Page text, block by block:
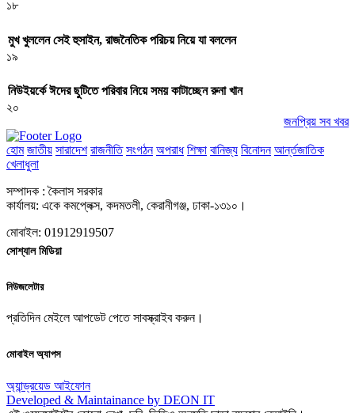
১৮
মুখ খুললেন সেই হুসাইন, রাজনৈতিক পরিচয় নিয়ে যা বললেন
১৯
নিউইয়র্কে ঈদের ছুটিতে পরিবার নিয়ে সময় কাটাচ্ছেন রুনা খান
২০
জনপ্রিয় সব খবর
হোম জাতীয় সারাদেশ রাজনীতি সংগঠন অপরাধ শিক্ষা বানিজ্য বিনোদন আর্ন্তজাতিক
খেলাধুলা
সম্পাদক : কৈলাস সরকার
কার্যালয়: একে কমপ্লেক্স, কদমতলী, কেরানীগঞ্জ, ঢাকা-১৩১০।
মোবাইল: 01912919507
সোশ্যাল মিডিয়া
নিউজলেটার
প্রতিদিন মেইলে আপডেট পেতে সাবস্ক্রাইব করুন।
মোবাইল অ্যাপস
অ্যান্ড্রয়েড আইফোন
Developed & Maintainance by DEON IT